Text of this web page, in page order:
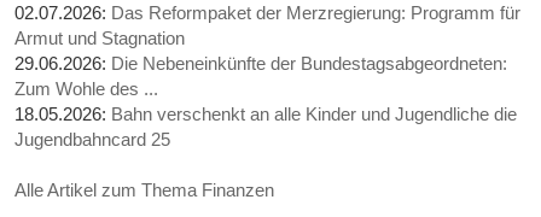
02.07.2026: Das Reformpaket der Merzregierung: Programm für
Armut und Stagnation
29.06.2026: Die Nebeneinkünfte der Bundestagsabgeordneten:
Zum Wohle des ...
18.05.2026: Bahn verschenkt an alle Kinder und Jugendliche die
Jugendbahncard 25
Alle Artikel zum Thema Finanzen